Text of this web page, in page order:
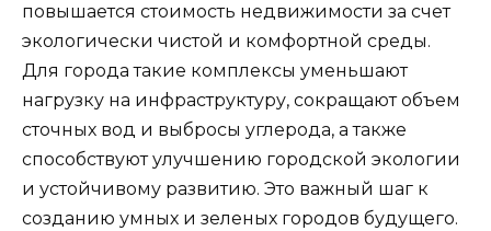
повышается стоимость недвижимости за счет
экологически чистой и комфортной среды.
Для города такие комплексы уменьшают
нагрузку на инфраструктуру, сокращают объем
сточных вод и выбросы углерода, а также
способствуют улучшению городской экологии
и устойчивому развитию. Это важный шаг к
созданию умных и зеленых городов будущего.